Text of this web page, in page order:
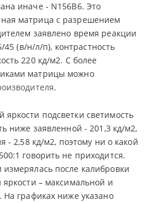
иначе - N156B6. Это
матрица с разрешением
заявлено время реакции
(в/н/л/п), контрастность
220 кд/м2. С более
матрицы можно
.
подсветки светимость
ниже заявленной - 201,3 кд/м2,
- 2,58 кд/м2, поэтому ни о какой
говорить не приходится.
после калибровки
– максимальной и
На графиках ниже указано